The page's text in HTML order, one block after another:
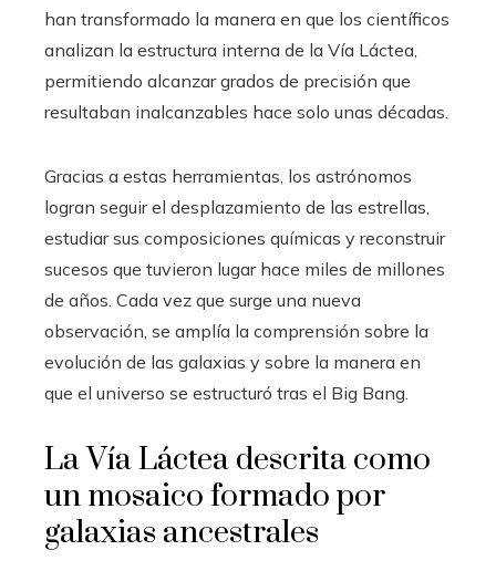
han transformado la manera en que los científicos
analizan la estructura interna de la Vía Láctea,
permitiendo alcanzar grados de precisión que
resultaban inalcanzables hace solo unas décadas.
Gracias a estas herramientas, los astrónomos
logran seguir el desplazamiento de las estrellas,
estudiar sus composiciones químicas y reconstruir
sucesos que tuvieron lugar hace miles de millones
de años. Cada vez que surge una nueva
observación, se amplía la comprensión sobre la
evolución de las galaxias y sobre la manera en
que el universo se estructuró tras el Big Bang.
La Vía Láctea descrita como
un mosaico formado por
galaxias ancestrales